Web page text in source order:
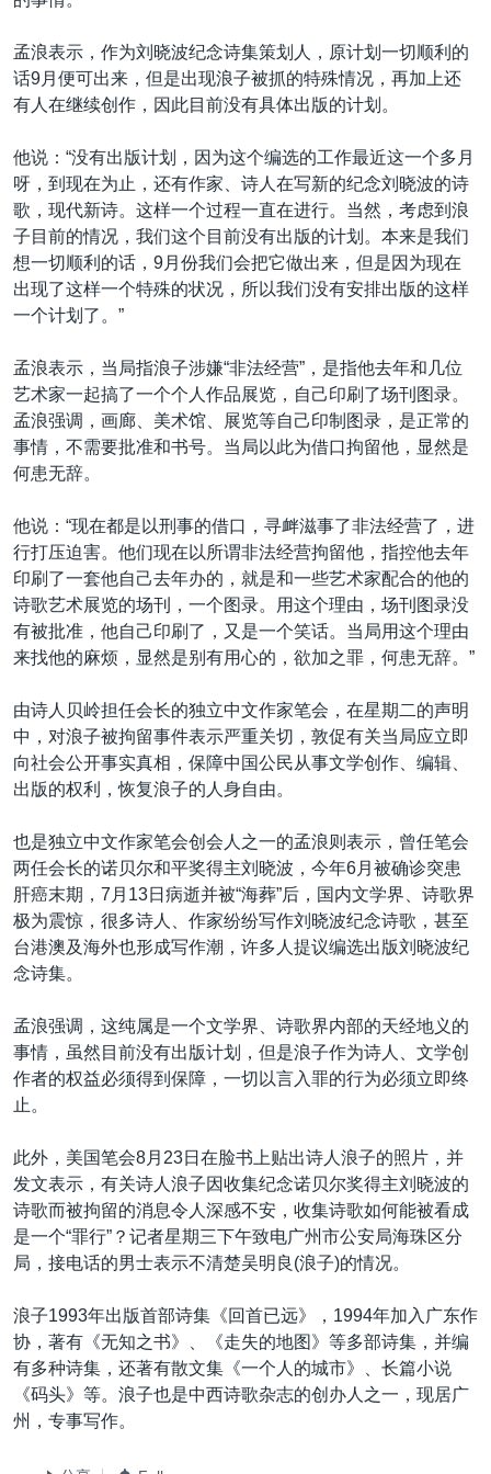
孟浪表示，作为刘晓波纪念诗集策划人，原计划一切顺利的
话9月便可出来，但是出现浪子被抓的特殊情况，再加上还
有人在继续创作，因此目前没有具体出版的计划。
他说：“没有出版计划，因为这个编选的工作最近这一个多月
呀，到现在为止，还有作家、诗人在写新的纪念刘晓波的诗
歌，现代新诗。这样一个过程一直在进行。当然，考虑到浪
子目前的情况，我们这个目前没有出版的计划。本来是我们
想一切顺利的话，9月份我们会把它做出来，但是因为现在
出现了这样一个特殊的状况，所以我们没有安排出版的这样
一个计划了。”
孟浪表示，当局指浪子涉嫌“非法经营”，是指他去年和几位
艺术家一起搞了一个个人作品展览，自己印刷了场刊图录。
孟浪强调，画廊、美术馆、展览等自己印制图录，是正常的
事情，不需要批准和书号。当局以此为借口拘留他，显然是
何患无辞。
他说：“现在都是以刑事的借口，寻衅滋事了非法经营了，进
行打压迫害。他们现在以所谓非法经营拘留他，指控他去年
印刷了一套他自己去年办的，就是和一些艺术家配合的他的
诗歌艺术展览的场刊，一个图录。用这个理由，场刊图录没
有被批准，他自己印刷了，又是一个笑话。当局用这个理由
来找他的麻烦，显然是别有用心的，欲加之罪，何患无辞。”
由诗人贝岭担任会长的独立中文作家笔会，在星期二的声明
中，对浪子被拘留事件表示严重关切，敦促有关当局应立即
向社会公开事实真相，保障中国公民从事文学创作、编辑、
出版的权利，恢复浪子的人身自由。
也是独立中文作家笔会创会人之一的孟浪则表示，曾任笔会
两任会长的诺贝尔和平奖得主刘晓波，今年6月被确诊突患
肝癌末期，7月13日病逝并被“海葬”后，国内文学界、诗歌界
极为震惊，很多诗人、作家纷纷写作刘晓波纪念诗歌，甚至
台港澳及海外也形成写作潮，许多人提议编选出版刘晓波纪
念诗集。
孟浪强调，这纯属是一个文学界、诗歌界内部的天经地义的
事情，虽然目前没有出版计划，但是浪子作为诗人、文学创
作者的权益必须得到保障，一切以言入罪的行为必须立即终
止。
此外，美国笔会8月23日在脸书上贴出诗人浪子的照片，并
发文表示，有关诗人浪子因收集纪念诺贝尔奖得主刘晓波的
诗歌而被拘留的消息令人深感不安，收集诗歌如何能被看成
是一个“罪行”？记者星期三下午致电广州市公安局海珠区分
局，接电话的男士表示不清楚吴明良(浪子)的情况。
浪子1993年出版首部诗集《回首已远》，1994年加入广东作
协，著有《无知之书》、《走失的地图》等多部诗集，并编
有多种诗集，还著有散文集《一个人的城市》、长篇小说
《码头》等。浪子也是中西诗歌杂志的创办人之一，现居广
州，专事写作。